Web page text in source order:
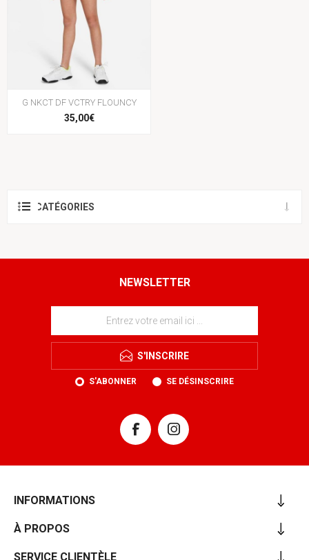
G NKCT DF VCTRY FLOUNCY
35,00€
CATÉGORIES
NEWSLETTER
S'INSCRIRE
S'ABONNER SE DÉSINSCRIRE
INFORMATIONS
À PROPOS
SERVICE CLIENTÈLE